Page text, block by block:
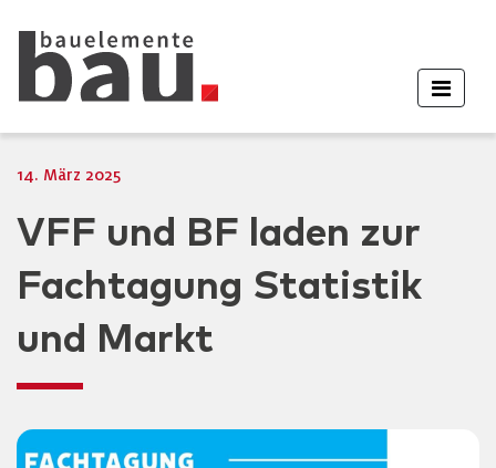
14. März 2025
VFF und BF laden zur
Fachtagung Statistik
und Markt